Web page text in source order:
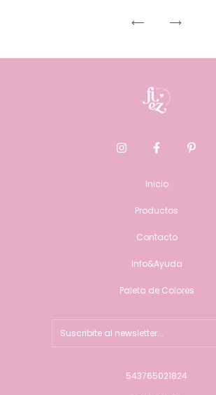
Inicio
Productos
Contacto
Info&Ayuda
Paleta de Colores
543765021824